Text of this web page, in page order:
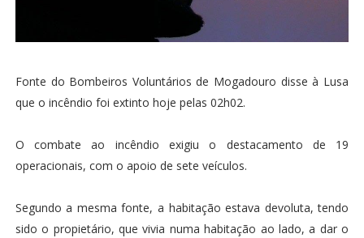
Fonte do Bombeiros Voluntários de Mogadouro disse à Lusa
que o incêndio foi extinto hoje pelas 02h02.
O combate ao incêndio exigiu o destacamento de 19
operacionais, com o apoio de sete veículos.
Segundo a mesma fonte, a habitação estava devoluta, tendo
sido o propietário, que vivia numa habitação ao lado, a dar o